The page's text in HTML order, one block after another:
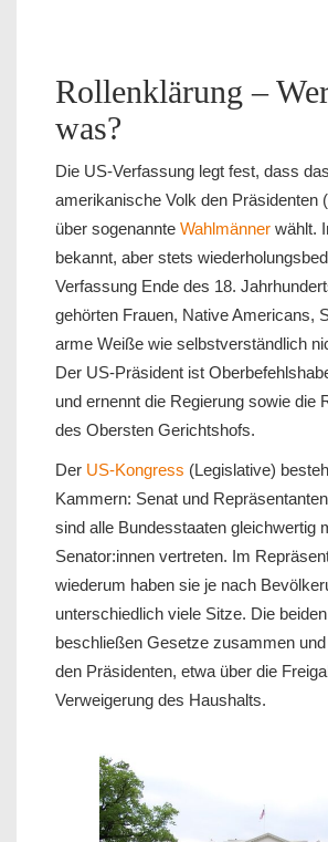
Rollenklärung –
was?
Die US-Verfassung legt fest, dass das
amerikanische Volk den Präsidenten
über sogenannte Wahlmänner wählt.
bekannt, aber stets
Verfassung Ende des 18.
gehörten Frauen, Native Americans,
arme Weiße wie selbstverständlich
Der US-Präsident ist
und ernennt die Regierung sowie die
des Obersten Gerichtshofs.
Der US-Kongress (Legislative)
Kammern: Senat und
sind alle Bundesstaaten gleichwertig
Senator:innen vertreten. Im
wiederum haben sie je nach
unterschiedlich viele Sitze. Die
beschließen Gesetze zusammen
den Präsidenten, etwa über die
Verweigerung des Haushalts.